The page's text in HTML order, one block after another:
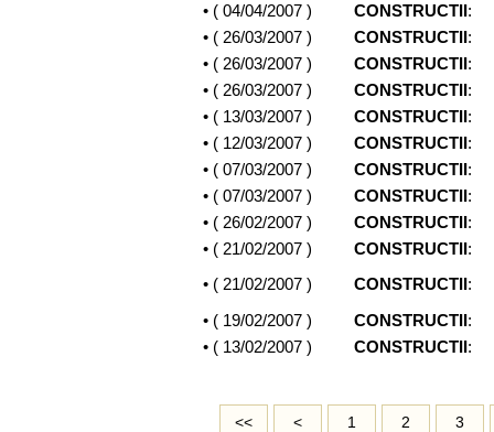
• ( 04/04/2007 ) CONSTRUCTII:
• ( 26/03/2007 ) CONSTRUCTII:
• ( 26/03/2007 ) CONSTRUCTII:
• ( 26/03/2007 ) CONSTRUCTII:
• ( 13/03/2007 ) CONSTRUCTII:
• ( 12/03/2007 ) CONSTRUCTII:
• ( 07/03/2007 ) CONSTRUCTII:
• ( 07/03/2007 ) CONSTRUCTII:
• ( 26/02/2007 ) CONSTRUCTII:
• ( 21/02/2007 ) CONSTRUCTII:
• ( 21/02/2007 ) CONSTRUCTII:
• ( 19/02/2007 ) CONSTRUCTII:
• ( 13/02/2007 ) CONSTRUCTII:
<< < 1 2 3